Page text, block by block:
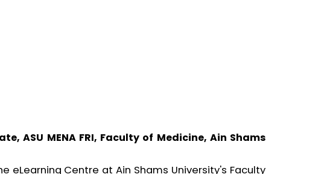
ASU MENA FRI, Faculty of Medicine, Ain Shams
eLearning Centre at Ain Shams University's Faculty